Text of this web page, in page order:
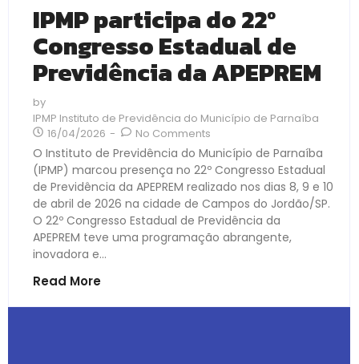
IPMP participa do 22º
Congresso Estadual de
Previdência da APEPREM
by
IPMP Instituto de Previdência do Município de Parnaíba
16/04/2026 - No Comments
O Instituto de Previdência do Município de Parnaíba
(IPMP) marcou presença no 22º Congresso Estadual
de Previdência da APEPREM realizado nos dias 8, 9 e 10
de abril de 2026 na cidade de Campos do Jordão/SP.
O 22º Congresso Estadual de Previdência da
APEPREM teve uma programação abrangente,
inovadora e...
Read More